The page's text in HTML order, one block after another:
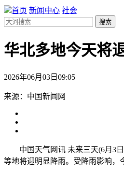
首页 新闻中心 社会
搜索
华北多地今天将
2026年06月03日09:05
来源：中国新闻网
中国天气网讯 未来三天(6月3日
等地将迎明显降雨。受降雨影响，